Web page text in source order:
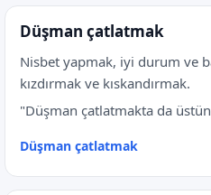
Düşman çatlatmak
Nisbet yapmak, iyi durum ve
kızdırmak ve kıskandırmak.
"Düşman çatlatmakta da
Düşman çatlatmak